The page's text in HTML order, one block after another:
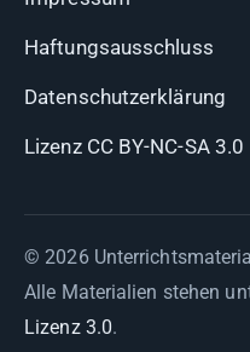
Haftungsausschluss
Datenschutzerklärung
Lizenz CC BY-NC-SA 3.0
© 2026
Alle Materialien stehen
Lizenz 3.0.